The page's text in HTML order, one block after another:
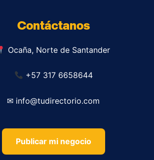
Contáctanos
Ocaña, Norte de Santander
+57 317 6658644
✉ info@tudirectorio.com
Publicar mi negocio